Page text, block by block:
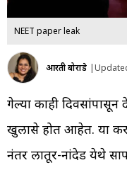
NEET paper leak
आरती बोराडे |
गेल्या काही दिवसांपासून
खुलासे होत आहेत. या
नंतर लातूर-नांदेड येथे